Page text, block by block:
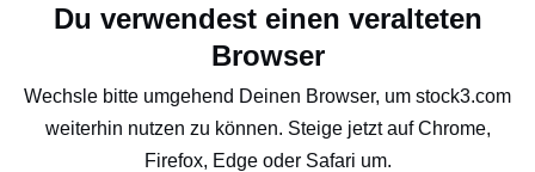
Du verwendest einen veralteten
Browser
Wechsle bitte umgehend Deinen Browser, um stock3.com
weiterhin nutzen zu können. Steige jetzt auf Chrome,
Firefox, Edge oder Safari um.